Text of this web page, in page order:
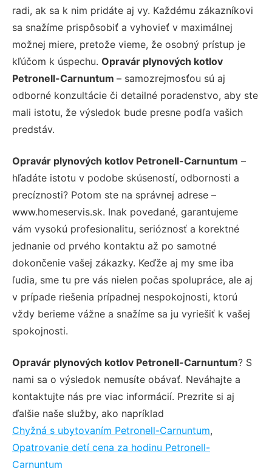
radi, ak sa k nim pridáte aj vy. Každému zákazníkovi
sa snažíme prispôsobiť a vyhovieť v maximálnej
možnej miere, pretože vieme, že osobný prístup je
kľúčom k úspechu. Opravár plynových kotlov
Petronell-Carnuntum – samozrejmosťou sú aj
odborné konzultácie či detailné poradenstvo, aby ste
mali istotu, že výsledok bude presne podľa vašich
predstáv.
Opravár plynových kotlov Petronell-Carnuntum –
hľadáte istotu v podobe skúseností, odbornosti a
precíznosti? Potom ste na správnej adrese –
www.homeservis.sk. Inak povedané, garantujeme
vám vysokú profesionalitu, serióznosť a korektné
jednanie od prvého kontaktu až po samotné
dokončenie vašej zákazky. Keďže aj my sme iba
ľudia, sme tu pre vás nielen počas spolupráce, ale aj
v prípade riešenia prípadnej nespokojnosti, ktorú
vždy berieme vážne a snažíme sa ju vyriešiť k vašej
spokojnosti.
Opravár plynových kotlov Petronell-Carnuntum? S
nami sa o výsledok nemusíte obávať. Neváhajte a
kontaktujte nás pre viac informácií. Prezrite si aj
ďalšie naše služby, ako napríklad
Chyžná s ubytovaním Petronell-Carnuntum,
Opatrovanie detí cena za hodinu Petronell-
Carnuntum